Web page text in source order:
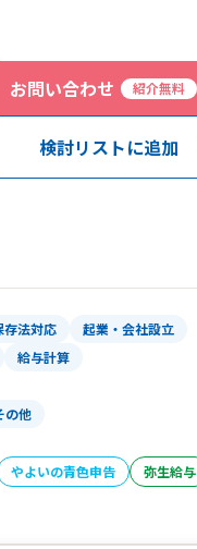
も行なってます。
お問い合わせ 紹介無料
検討リストに追加
存法対応
起業・会社設立
給与計算
の他
やよいの青色申告
弥生給与